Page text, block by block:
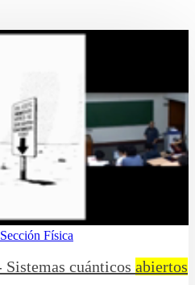
Física
cuánticos abiertos